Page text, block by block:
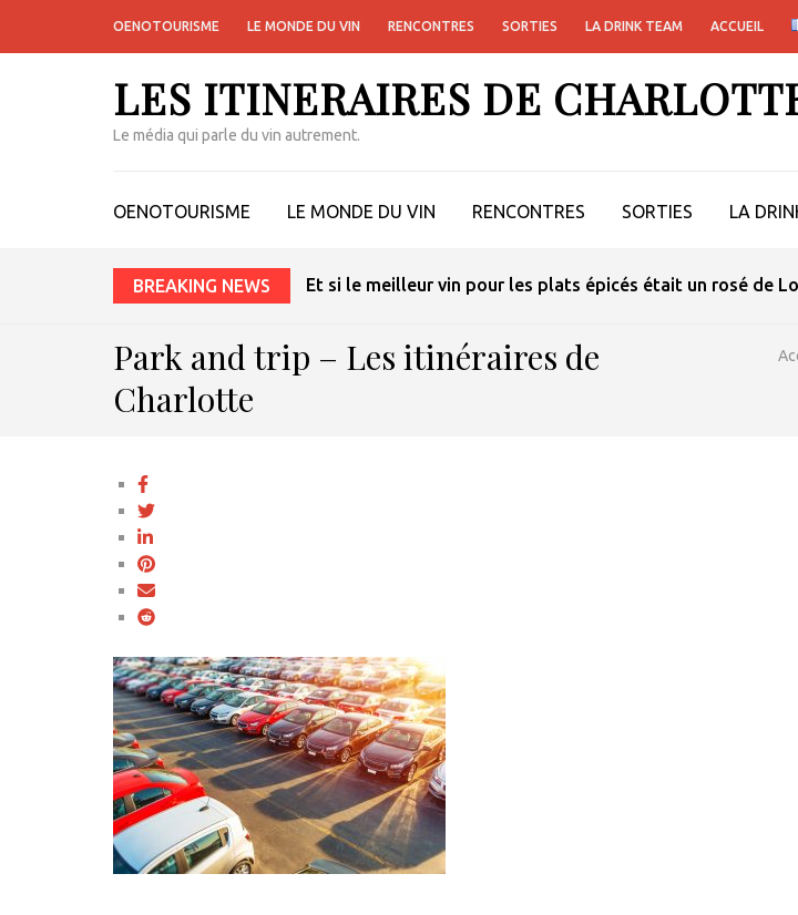
OENOTOURISME LE MONDE DU VIN RENCONTRES SORTIES LA DRINK TEAM ACCUEIL
LES ITINERAIRES DE
Le média qui parle du vin autrement.
OENOTOURISME LE MONDE DU VIN RENCONTRES SORTIES LA
BREAKING NEWS Et si le meilleur vin pour les plats épicés était un rosé de
Park and trip – Les itinéraires de
Charlotte